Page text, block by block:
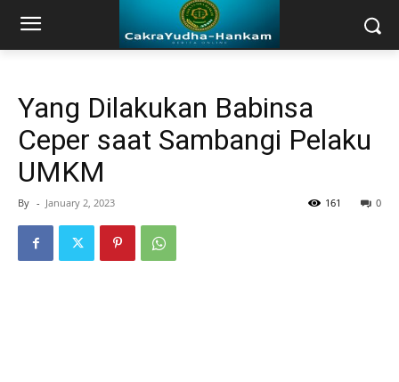
Yang Dilakukan Babinsa
Ceper saat Sambangi Pelaku
UMKM
By - January 2, 2023 0
161